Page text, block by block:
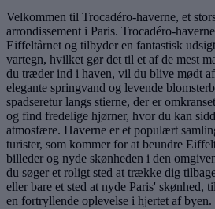
Velkommen til Trocadéro-haverne, et
arrondissement i Paris. Trocadéro-
Eiffeltårnet og tilbyder en fantastisk
vartegn, hvilket gør det til et af de mest
du træder ind i haven, vil du blive mødt
elegante springvand og levende
spadseretur langs stierne, der er
og find fredelige hjørner, hvor du kan
atmosfære. Haverne er et populært
turister, som kommer for at beundre
billeder og nyde skønheden i den
du søger et roligt sted at trække dig
eller bare et sted at nyde Paris' skønhed,
en fortryllende oplevelse i hjertet af byen.